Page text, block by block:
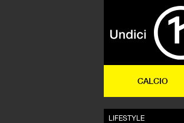
CALCIO
LIFESTYLE